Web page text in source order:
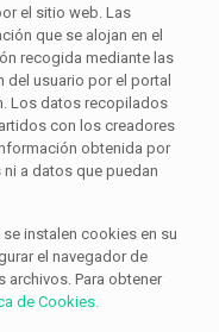
el sitio web. Las
que se alojan en el
recogida mediante las
usuario por el portal
Los datos recopilados
con los creadores
obtenida por
a datos que puedan
instalen cookies en su
el navegador de
Para obtener
de Cookies.